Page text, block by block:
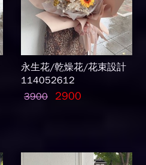
永生花/乾燥花/花束設計
114052612
3900
2900